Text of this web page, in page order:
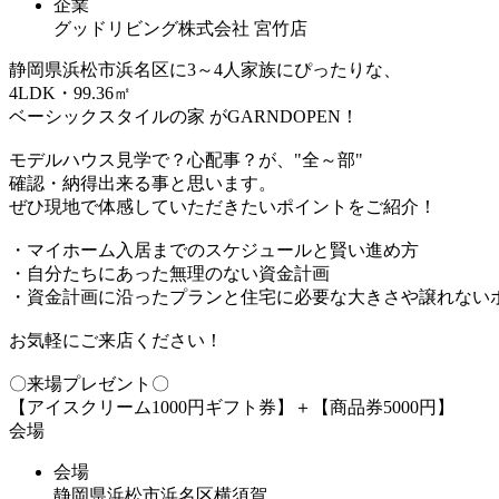
企業
グッドリビング株式会社 宮竹店
静岡県浜松市浜名区に3～4人家族にぴったりな、
4LDK・99.36㎡
ベーシックスタイルの家 がGARNDOPEN！
モデルハウス見学で？心配事？が、"全～部"
確認・納得出来る事と思います。
ぜひ現地で体感していただきたいポイントをご紹介！
・マイホーム入居までのスケジュールと賢い進め方
・自分たちにあった無理のない資金計画
・資金計画に沿ったプランと住宅に必要な大きさや譲れない
お気軽にご来店ください！
〇来場プレゼント〇
【アイスクリーム1000円ギフト券】＋【商品券5000円】
会場
会場
静岡県浜松市浜名区横須賀